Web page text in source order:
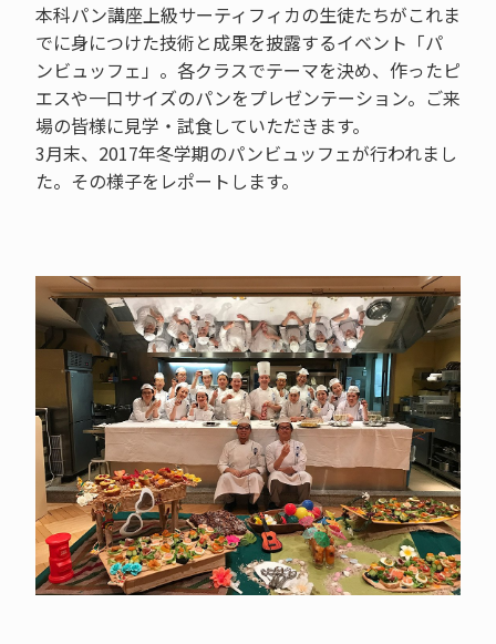
本科パン講座上級サーティフィカの生徒たちがこれま
でに身につけた技術と成果を披露するイベント「パ
ンビュッフェ」。各クラスでテーマを決め、作ったピ
エスや一口サイズのパンをプレゼンテーション。ご来
場の皆様に見学・試食していただきます。
3月末、2017年冬学期のパンビュッフェが行われまし
た。その様子をレポートします。